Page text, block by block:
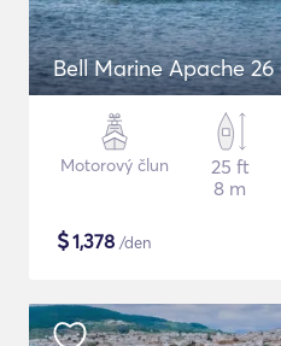
Bell Marine Apache
Motorový člun
25 ft
8 m
$1,378 /den